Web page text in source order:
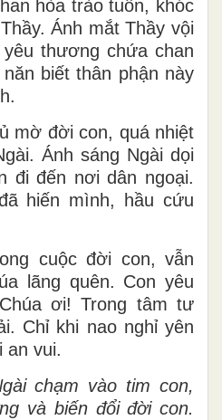
hòa trào tuôn, khóc
Ánh mắt Thầy vội
thương chứa chan
biết thân phận này
mờ đời con, quá nhiệt
Ánh sáng Ngài dọi
đi đến nơi dân ngoại.
hiến mình, hầu cứu
cuộc đời con, vẫn
lãng quên. Con yêu
ơi! Trong tâm tư
Chỉ khi nao nghỉ yên
an vui.
chạm vào tim con,
và biến đổi đời con.